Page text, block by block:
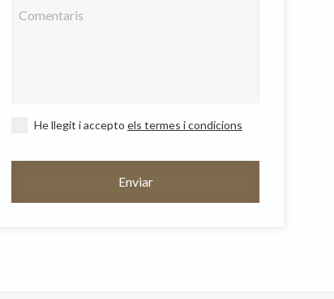
He llegit i accepto els termes i condicions